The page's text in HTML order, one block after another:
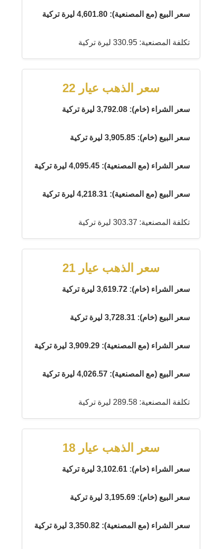
سعر البيع (مع المصنعية): 4,601.80 ليرة تركية
تكلفة المصنعية: 330.95 ليرة تركية
سعر الذهب عيار 22
سعر الشراء (خام): 3,792.08 ليرة تركية
سعر البيع (خام): 3,905.85 ليرة تركية
سعر الشراء (مع المصنعية): 4,095.45 ليرة تركية
سعر البيع (مع المصنعية): 4,218.31 ليرة تركية
تكلفة المصنعية: 303.37 ليرة تركية
سعر الذهب عيار 21
سعر الشراء (خام): 3,619.72 ليرة تركية
سعر البيع (خام): 3,728.31 ليرة تركية
سعر الشراء (مع المصنعية): 3,909.29 ليرة تركية
سعر البيع (مع المصنعية): 4,026.57 ليرة تركية
تكلفة المصنعية: 289.58 ليرة تركية
سعر الذهب عيار 18
سعر الشراء (خام): 3,102.61 ليرة تركية
سعر البيع (خام): 3,195.69 ليرة تركية
سعر الشراء (مع المصنعية): 3,350.82 ليرة تركية